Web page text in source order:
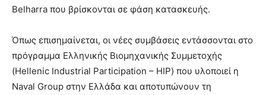
Belharra που βρίσκονται σε φάση κατασκευής.
Όπως επισημαίνεται, οι νέες συμβάσεις εντάσσονται στο
πρόγραμμα Ελληνικής Βιομηχανικής Συμμετοχής
(Hellenic Industrial Participation – HIP) που υλοποιεί η
Naval Group στην Ελλάδα και αποτυπώνουν τη